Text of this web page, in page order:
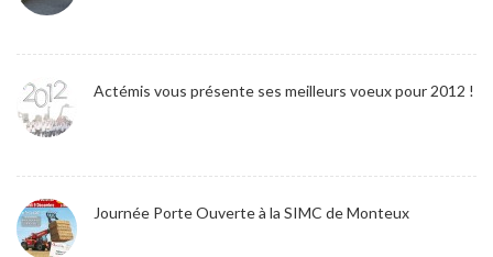
Actémis vous présente ses meilleurs voeux pour 2012 !
Journée Porte Ouverte à la SIMC de Monteux